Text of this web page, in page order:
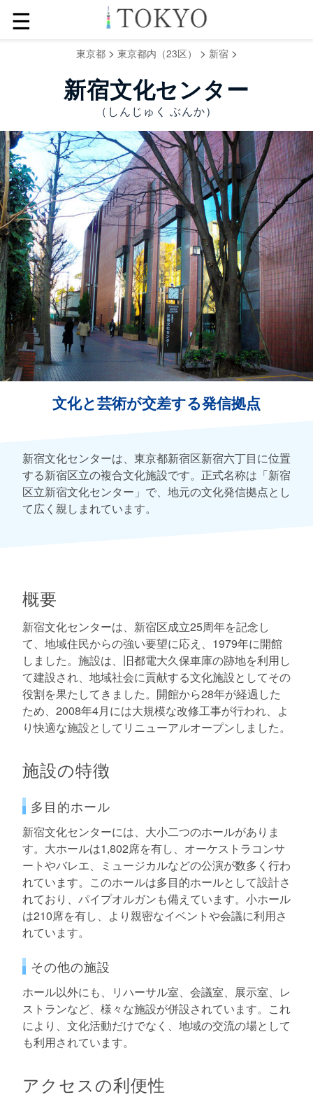
☰
東京都> 東京都内（23区） > 新宿>
新宿文化センター
（しんじゅく ぶんか）
文化と芸術が交差する発信拠点
新宿文化センターは、東京都新宿区新宿六丁目に位置
する新宿区立の複合文化施設です。正式名称は「新宿
区立新宿文化センター」で、地元の文化発信拠点とし
て広く親しまれています。
概要
新宿文化センターは、新宿区成立25周年を記念し
て、地域住民からの強い要望に応え、1979年に開館
しました。施設は、旧都電大久保車庫の跡地を利用し
て建設され、地域社会に貢献する文化施設としてその
役割を果たしてきました。開館から28年が経過した
ため、2008年4月には大規模な改修工事が行われ、よ
り快適な施設としてリニューアルオープンしました。
施設の特徴
多目的ホール
新宿文化センターには、大小二つのホールがありま
す。大ホールは1,802席を有し、オーケストラコンサ
ートやバレエ、ミュージカルなどの公演が数多く行わ
れています。このホールは多目的ホールとして設計さ
れており、パイプオルガンも備えています。小ホール
は210席を有し、より親密なイベントや会議に利用さ
れています。
その他の施設
ホール以外にも、リハーサル室、会議室、展示室、レ
ストランなど、様々な施設が併設されています。これ
により、文化活動だけでなく、地域の交流の場として
も利用されています。
アクセスの利便性